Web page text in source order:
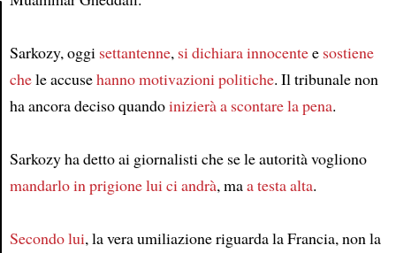
Article
Sarkozy, oggi settantenne, si dichiara innocentee sostiene
chele accusehanno motivazioni politiche. Il tribunale non
ha ancora deciso quandoinizierà a scontare la pena.
Sarkozy ha detto ai giornalisti che se le autorità vogliono
mandarlo in prigionelui ci andrà, maa testa alta.
Secondo lui, la vera umiliazione riguarda la Francia, non la